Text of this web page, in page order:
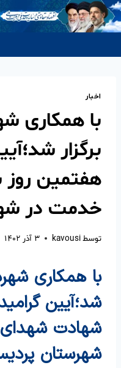
اخبار
با همکاری
برگزار
هفتمین
خدمت در
توسطkavousi ۳ آذر ۱۴۰۲
با همکاری
شد؛آیین
شهادت
شهرستان